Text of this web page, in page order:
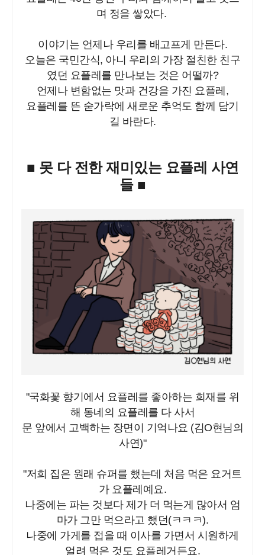
며 정을 쌓았다.
이야기는 언제나 우리를 배고프게 만든다.
오늘은 국민간식, 아니 우리의 가장 절친한 친구
였던 요플레를 만나보는 것은 어떨까?
언제나 변함없는 맛과 건강을 가진 요플레,
요플레를 뜬 숟가락에 새로운 추억도 함께 담기
길 바란다.
■ 못 다 전한 재미있는 요플레 사연
들 ■
"국화꽃 향기에서 요플레를 좋아하는 희재를 위
해 동네의 요플레를 다 사서
문 앞에서 고백하는 장면이 기억나요 (김O현님의
사연)"
"저희 집은 원래 슈퍼를 했는데 처음 먹은 요거트
가 요플레예요.
나중에는 파는 것보다 제가 더 먹는게 많아서 엄
마가 그만 먹으라고 했던(ㅋㅋㅋ).
나중에 가게를 접을 때 이사를 가면서 시원하게
얼려 먹은 것도 요플레거든요.